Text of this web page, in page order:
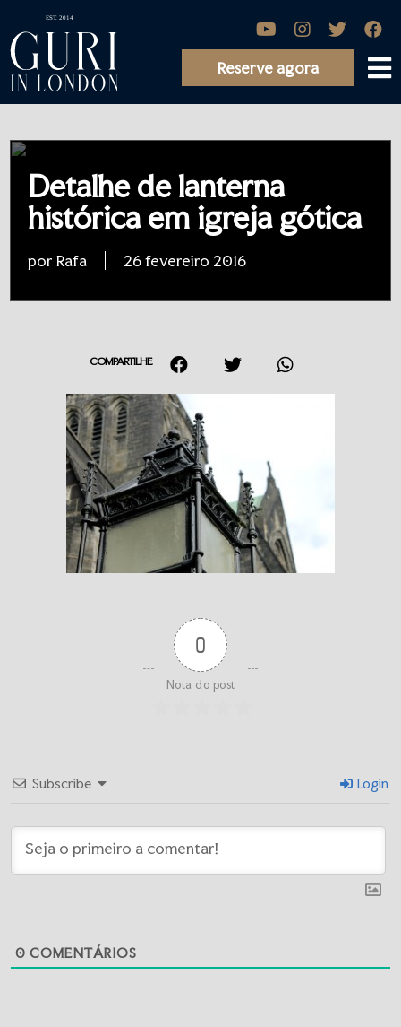
Reserve agora
Detalhe de lanterna
histórica em igreja gótica
por Rafa 26 fevereiro 2016
COMPARTILHE
0
Nota do post
Subscribe Login
0 COMENTÁRIOS